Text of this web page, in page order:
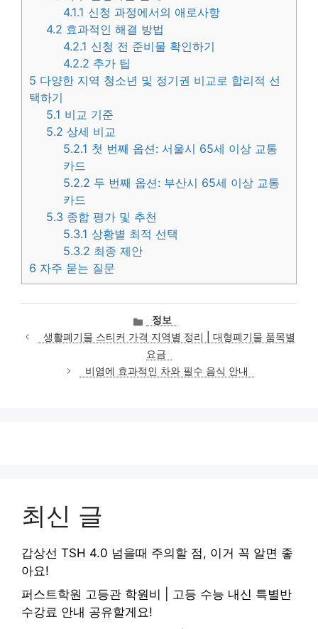
4.1.1 신청 과정에서의 애로사항
4.2 효과적인 해결 방법
4.2.1 신청 전 준비물 확인하기
4.2.2 추가 팁
5 다양한 지역 청소년 및 정기권 비교로 합리적 선
택하기
5.1 비교 기준
5.2 상세 비교
5.2.1 첫 번째 옵션: 서울시 65세 이상 교통
카드
5.2.2 두 번째 옵션: 부산시 65세 이상 교통
카드
5.3 종합 평가 및 추천
5.3.1 상황별 최적 선택
5.3.2 최종 제안
6 자주 묻는 질문
카
테
고
리
정보
생활폐기물 스티커 가격 지역별 정리 | 대형폐기물 품목별
요금
비염에 효과적인 차와 필수 음식 안내
최신 글
갑상선 TSH 4.0 넘을때 주의할 점, 이거 꼭 알면 좋
아요!
퍼스트학원 고등관 학원비 | 고등 수능 내신 특별반
수강료 안내 공유할게요!